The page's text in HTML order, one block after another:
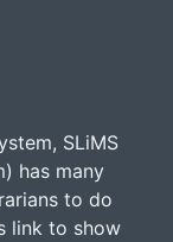
SLiMS
has many
to do
link to show